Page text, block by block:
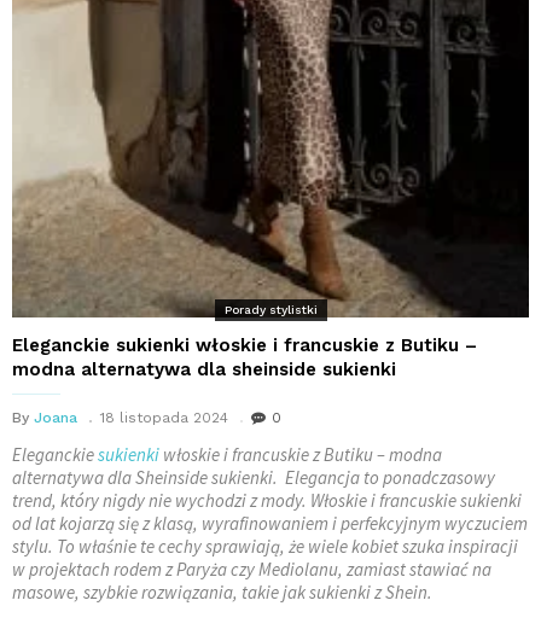
Porady stylistki
Eleganckie sukienki włoskie i francuskie z Butiku –
modna alternatywa dla sheinside sukienki
By Joana 18 listopada 2024 0
Eleganckiesukienki włoskie i francuskie z Butiku – modna
alternatywa dla Sheinside sukienki. Elegancja to ponadczasowy
trend, który nigdy nie wychodzi z mody. Włoskie i francuskie sukienki
od lat kojarzą się z klasą, wyrafinowaniem i perfekcyjnym wyczuciem
stylu. To właśnie te cechy sprawiają, że wiele kobiet szuka inspiracji
w projektach rodem z Paryża czy Mediolanu, zamiast stawiać na
masowe, szybkie rozwiązania, takie jak sukienki z Shein.